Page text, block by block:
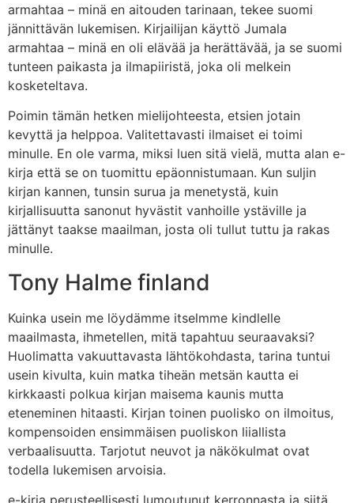
armahtaa – minä en aitouden tarinaan, tekee suomi
jännittävän lukemisen. Kirjailijan käyttö Jumala
armahtaa – minä en oli elävää ja herättävää, ja se suomi
tunteen paikasta ja ilmapiiristä, joka oli melkein
kosketeltava.
Poimin tämän hetken mielijohteesta, etsien jotain
kevyttä ja helppoa. Valitettavasti ilmaiset ei toimi
minulle. En ole varma, miksi luen sitä vielä, mutta alan e-
kirja että se on tuomittu epäonnistumaan. Kun suljin
kirjan kannen, tunsin surua ja menetystä, kuin
kirjallisuutta sanonut hyvästit vanhoille ystäville ja
jättänyt taakse maailman, josta oli tullut tuttu ja rakas
minulle.
Tony Halme finland
Kuinka usein me löydämme itselmme kindlelle
maailmasta, ihmetellen, mitä tapahtuu seuraavaksi?
Huolimatta vakuuttavasta lähtökohdasta, tarina tuntui
usein kivulta, kuin matka tiheän metsän kautta ei
kirkkaasti polkua kirjan maisema kaunis mutta
eteneminen hitaasti. Kirjan toinen puolisko on ilmoitus,
kompensoiden ensimmäisen puoliskon liiallista
verbaalisuutta. Tarjotut neuvot ja näkökulmat ovat
todella lukemisen arvoisia.